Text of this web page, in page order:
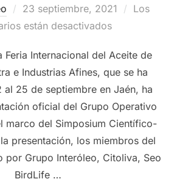
Publicado
el
23 septiembre, 2021
Los
están desactivados
Feria Internacional del Aceite de
e Industrias Afines, que se ha
25 de septiembre en Jaén, ha
oficial del Grupo Operativo
marco del Simposium Científico-
presentación, los miembros del
por Grupo Interóleo, Citoliva, Seo
BirdLife …